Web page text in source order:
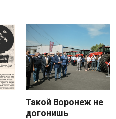
Такой Воронеж не
догонишь